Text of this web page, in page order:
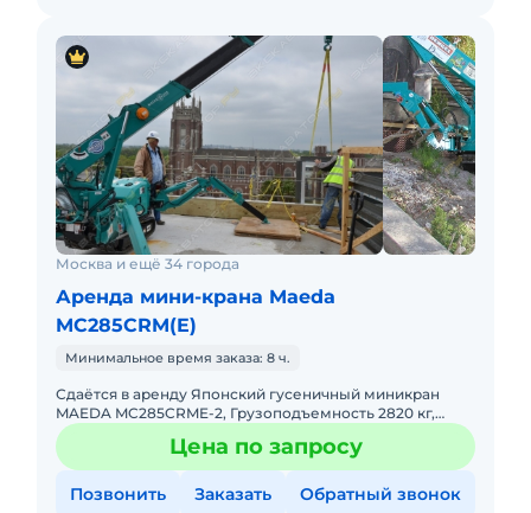
Москва и ещё 34 города
Аренда мини-крана Maeda
MC285CRM(E)
Минимальное время заказа: 8 ч.
Сдаётся в аренду Японский гусеничный миникран
MAEDA MC285CRME-2, Грузоподъемность 2820 кг,
вылет стрелы 8,7м. Габариты в сложенном
положении: Ширина – 75 см.; Д
Цена по запросу
Позвонить Заказать Обратный звонок